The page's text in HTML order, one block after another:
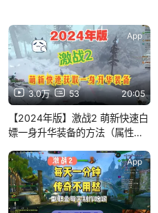
3.0万 53 20:05
App
【2024年版】激战2 萌新快速白
嫖一身升华装备的方法（属性毕
App